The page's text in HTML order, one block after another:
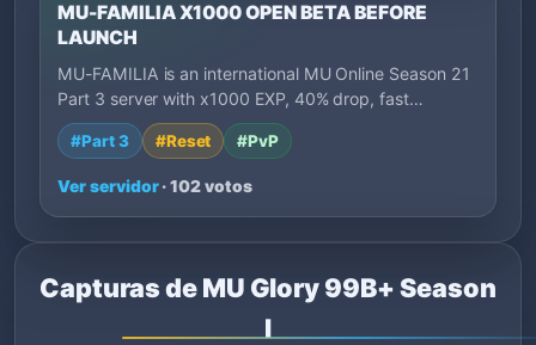
MU-FAMILIA X1000 OPEN BETA BEFORE
LAUNCH
MU-FAMILIA is an international MU Online Season 21
Part 3 server with x1000 EXP, 40% drop, fast…
#Part 3 #Reset #PvP
Ver servidor· 102 votos
Capturas de MU Glory 99B+ Season
I